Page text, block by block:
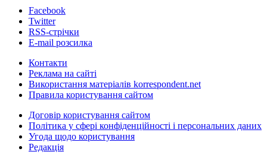
Facebook
Twitter
RSS-стрічки
E-mail розсилка
Контакти
Реклама на сайті
Використання матеріалів korrespondent.net
Правила користування сайтом
Договір користування сайтом
Політика у сфері конфіденційності і персональних даних
Угода щодо користування
Редакція